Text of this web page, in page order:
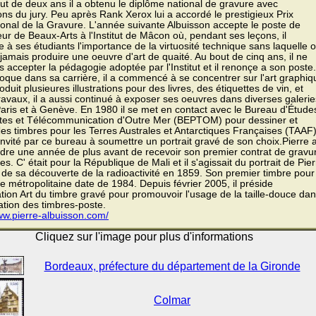
de deux ans il a obtenu le diplôme national de gravure avec
du jury. Peu après Rank Xerox lui a accordé le prestigieux Prix
de la Gravure. L'année suivante Albuisson accepte le poste de
de Beaux-Arts à l'Institut de Mâcon où, pendant ses leçons, il
à ses étudiants l'importance de la virtuosité technique sans laquelle
produire une oeuvre d'art de quaité. Au bout de cinq ans, il ne
accepter la pédagogie adoptée par l'Institut et il renonçe a son
dans sa carrière, il a commencé à se concentrer sur l'art
plusieures illustrations pour des livres, des étiquettes de vin, et
il a aussi continué à exposer ses oeuvres dans diverses
et à Genève. En 1980 il se met en contact avec le Bureau
et Télécommunication d'Outre Mer (BEPTOM) pour dessiner et
timbres pour les Terres Australes et Antarctiques Françaises
par ce bureau à soumettre un portrait gravé de son choix.Pierre
une année de plus avant de recevoir son premier contrat de
C' était pour la République de Mali et il s'agissait du portrait de
sa découverte de la radioactivité en 1859. Son premier timbre pour
métropolitaine date de 1984. Depuis février 2005, il préside
Art du timbre gravé pour promouvoir l'usage de la taille-douce
des timbres-poste.
albuisson.com/
Cliquez sur l'image pour plus d'informations
Bordeaux, préfecture du département de la Gironde
Colmar